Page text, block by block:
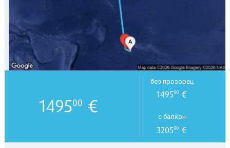
149500 €
без прозорец
149500 €
с балкон
320500 €